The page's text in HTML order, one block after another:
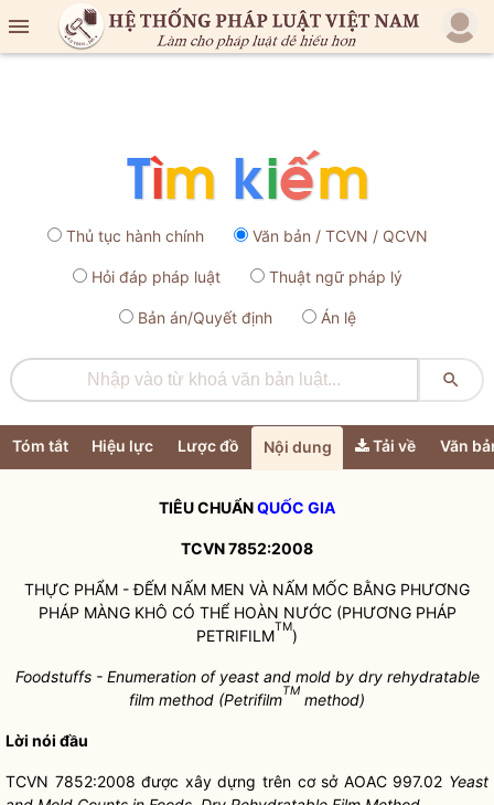

Thủ tục hành chính Văn bản / TCVN / QCVN
Hỏi đáp pháp luật Thuật ngữ pháp lý
Bản án/Quyết định Án lệ

Tóm tắt Hiệu lực Lược đồ Nội dung Tải về Văn
TIÊU CHUẨNQUỐC GIA
TCVN 7852:2008
THỰC PHẨM - ĐẾM NẤM MEN VÀ NẤM MỐC BẰNG PHƯƠNG
PHÁP MÀNG KHÔ CÓ THỂ HOÀN NƯỚC (PHƯƠNG PHÁP
PETRIFILMTM)
Foodstuffs - Enumeration of yeast and mold by dry rehydratable
film method (PetrifilmTM method)
Lời nói đầu
TCVN 7852:2008 được xây dựng trên cơ sở AOAC 997.02 Yeast